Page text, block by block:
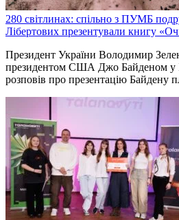
280 світлинах: спільно з ПУМБ
Лібертових презентували книгу
Президент України Володимир
президентом США Джо Байденом у
розповів про презентацію Байдену